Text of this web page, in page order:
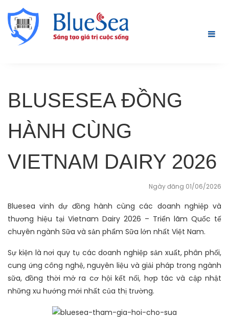
BLUSESEA ĐỒNG
HÀNH CÙNG
VIETNAM DAIRY 2026
Ngày đăng 01/06/2026
Bluesea vinh dự đồng hành cùng các doanh nghiệp và
thương hiệu tại Vietnam Dairy 2026 – Triển lãm Quốc tế
chuyên ngành Sữa và sản phẩm Sữa lớn nhất Việt Nam.
Sự kiện là nơi quy tụ các doanh nghiệp sản xuất, phân phối,
cung ứng công nghệ, nguyên liệu và giải pháp trong ngành
sữa, đồng thời mở ra cơ hội kết nối, hợp tác và cập nhật
những xu hướng mới nhất của thị trường.